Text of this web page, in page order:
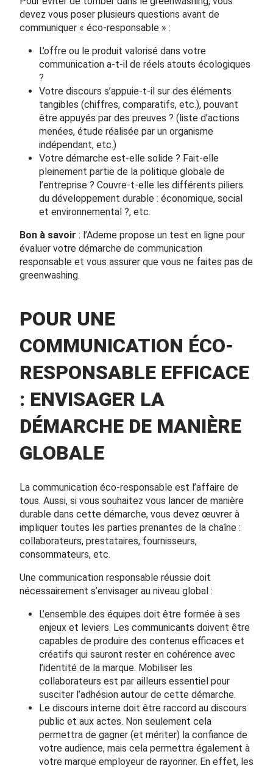
devez vous poser plusieurs questions avant de
communiquer « éco-responsable » :
L’offre ou le produit valorisé dans votre
communication a-t-il de réels atouts écologiques
?
Votre discours s’appuie-t-il sur des éléments
tangibles (chiffres, comparatifs, etc.), pouvant
être appuyés par des preuves ? (liste d’actions
menées, étude réalisée par un organisme
indépendant, etc.)
Votre démarche est-elle solide ? Fait-elle
pleinement partie de la politique globale de
l’entreprise ? Couvre-t-elle les différents piliers
du développement durable : économique, social
et environnemental ?, etc.
Bon à savoir : l’Ademe propose un test en ligne pour
évaluer votre démarche de communication
responsable et vous assurer que vous ne faites pas de
greenwashing.
POUR UNE
COMMUNICATION ÉCO-
RESPONSABLE EFFICACE
: ENVISAGER LA
DÉMARCHE DE MANIÈRE
GLOBALE
La communication éco-responsable est l’affaire de
tous. Aussi, si vous souhaitez vous lancer de manière
durable dans cette démarche, vous devez œuvrer à
impliquer toutes les parties prenantes de la chaîne :
collaborateurs, prestataires, fournisseurs,
consommateurs, etc.
Une communication responsable réussie doit
nécessairement s’envisager au niveau global :
L’ensemble des équipes doit être formée à ses
enjeux et leviers. Les communicants doivent être
capables de produire des contenus efficaces et
créatifs qui sauront rester en cohérence avec
l’identité de la marque. Mobiliser les
collaborateurs est par ailleurs essentiel pour
susciter l’adhésion autour de cette démarche.
Le discours interne doit être raccord au discours
public et aux actes. Non seulement cela
permettra de gagner (et mériter) la confiance de
votre audience, mais cela permettra également à
votre marque employeur de rayonner. En effet, les